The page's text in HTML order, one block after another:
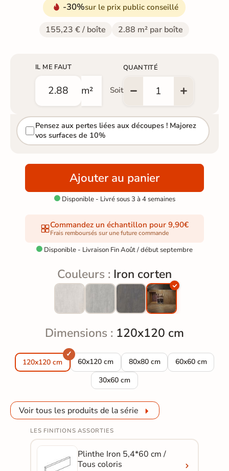
-30%sur le prix public conseillé
155,23 € / boîte 2.88 m² par boîte
IL ME FAUT
m² Soit
QUANTITÉ
Pensez aux pertes liées aux découpes ! Majorez
vos surfaces de 10%
Ajouter au panier
Disponible - Livré sous 3 à 4 semaines
Commandez un échantillon pour 9,90€
Frais remboursés sur une future commande
 Disponible - Livraison Fin Août / début septembre
Couleurs : Iron corten
Dimensions : 120x120 cm
120x120 cm 60x120 cm
Carrelage sol effet métal Iron corten 60*120
80x80 cm
Carrelage sol effet métal Iron
60x60 cm
Carrelage sol
30x60 cm
Carrelage sol effet métal Iron corten
Voir tous les produits de la série
LES FINITIONS ASSORTIES
Plinthe Iron 5,4*60 cm /
Tous coloris